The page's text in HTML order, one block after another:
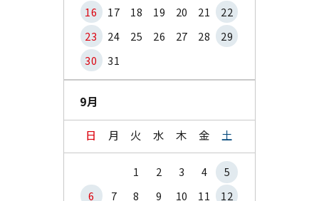
16
17 18 19 20 21
22
23
24 25 26 27 28
29
30
31
9月
日 月 火 水 木 金 土
1 2 3 4
5
6
7 8 9 10 11 12